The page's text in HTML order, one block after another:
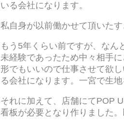
いる会社になります。
私自身が以前働かせて頂いた
もう5年くらい前ですが、なん
未経験であったため中々相手
形でもいいので仕事させて欲
る会社になります。一宮で生
それに加えて、店舗にてPOP
看板が必要となり作りました